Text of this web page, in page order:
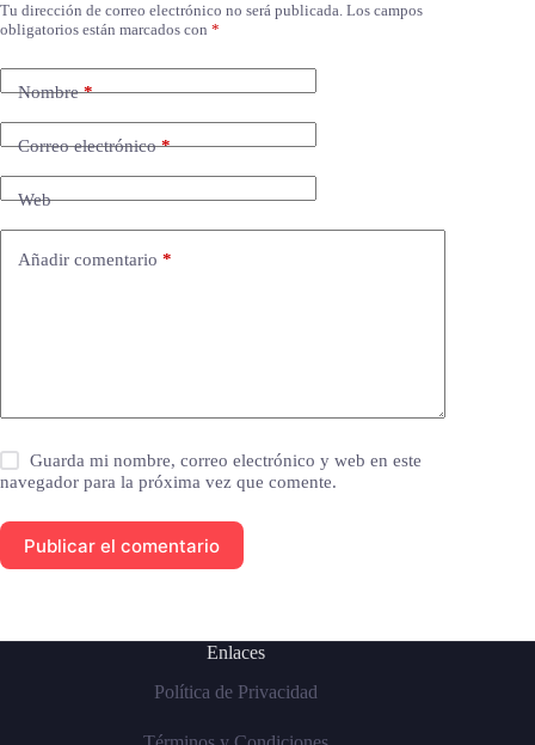
Tu dirección de correo electrónico no será publicada. Los campos
obligatorios están marcados con *
Nombre*
Correo electrónico*
Web
Añadir comentario *
Guarda mi nombre, correo electrónico y web en este
navegador para la próxima vez que comente.
Publicar el comentario
Enlaces
Política de Privacidad